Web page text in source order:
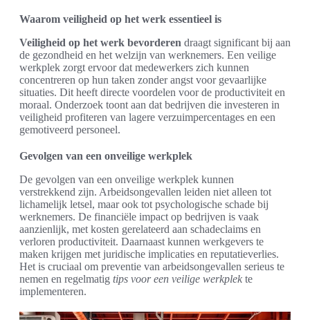
Waarom veiligheid op het werk essentieel is
Veiligheid op het werk bevorderen draagt significant bij aan
de gezondheid en het welzijn van werknemers. Een veilige
werkplek zorgt ervoor dat medewerkers zich kunnen
concentreren op hun taken zonder angst voor gevaarlijke
situaties. Dit heeft directe voordelen voor de productiviteit en
moraal. Onderzoek toont aan dat bedrijven die investeren in
veiligheid profiteren van lagere verzuimpercentages en een
gemotiveerd personeel.
Gevolgen van een onveilige werkplek
De gevolgen van een onveilige werkplek kunnen
verstrekkend zijn. Arbeidsongevallen leiden niet alleen tot
lichamelijk letsel, maar ook tot psychologische schade bij
werknemers. De financiële impact op bedrijven is vaak
aanzienlijk, met kosten gerelateerd aan schadeclaims en
verloren productiviteit. Daarnaast kunnen werkgevers te
maken krijgen met juridische implicaties en reputatieverlies.
Het is cruciaal om preventie van arbeidsongevallen serieus te
nemen en regelmatig tips voor een veilige werkplek te
implementeren.